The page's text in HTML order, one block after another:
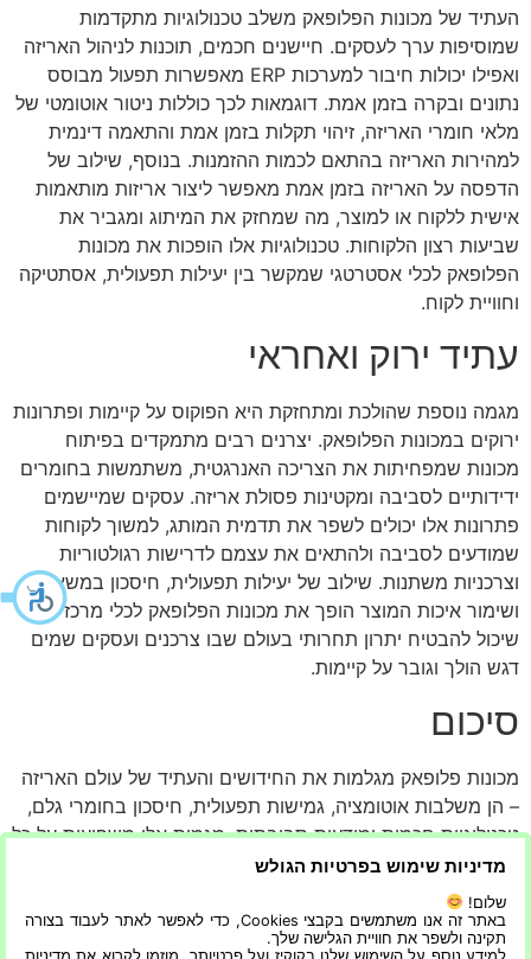
העתיד של מכונות הפלופאק משלב טכנולוגיות מתקדמות
שמוסיפות ערך לעסקים. חיישנים חכמים, תוכנות לניהול האריזה
ואפילו יכולות חיבור למערכות ERP מאפשרות תפעול מבוסס
נתונים ובקרה בזמן אמת. דוגמאות לכך כוללות ניטור אוטומטי של
מלאי חומרי האריזה, זיהוי תקלות בזמן אמת והתאמה דינמית
למהירות האריזה בהתאם לכמות ההזמנות. בנוסף, שילוב של
הדפסה על האריזה בזמן אמת מאפשר ליצור אריזות מותאמות
אישית ללקוח או למוצר, מה שמחזק את המיתוג ומגביר את
שביעות רצון הלקוחות. טכנולוגיות אלו הופכות את מכונות
הפלופאק לכלי אסטרטגי שמקשר בין יעילות תפעולית, אסתטיקה
וחוויית לקוח.
עתיד ירוק ואחראי
מגמה נוספת שהולכת ומתחזקת היא הפוקוס על קיימות ופתרונות
ירוקים במכונות הפלופאק. יצרנים רבים מתמקדים בפיתוח
מכונות שמפחיתות את הצריכה האנרגטית, משתמשות בחומרים
ידידותיים לסביבה ומקטינות פסולת אריזה. עסקים שמיישמים
פתרונות אלו יכולים לשפר את תדמית המותג, למשוך לקוחות
שמודעים לסביבה ולהתאים את עצמם לדרישות רגולטוריות
וצרכניות משתנות. שילוב של יעילות תפעולית, חיסכון במשאבים
ושימור איכות המוצר הופך את מכונות הפלופאק לכלי מרכזי
שיכול להבטיח יתרון תחרותי בעולם שבו צרכנים ועסקים שמים
דגש הולך וגובר על קיימות.
סיכום
מכונות פלופאק מגלמות את החידושים והעתיד של עולם האריזה
– הן משלבות אוטומציה, גמישות תפעולית, חיסכון בחומרי גלם,
טכנולוגיות חכמות ומודעות סביבתית. מגמות אלו משפיעות על כל
עסק, גדול כקטן, ומאפשרות לשפר תפוקה, רווחיות ואחידות
האריזה, תוך חיזוק המותג וחוויית הלקוח. מי שמשקיע במכונת
פלופאק מודרנית מותאמת לצרכים הספציפיים של העסק לא רק
מייעל את העבודה אלא גם מבצע מהלך אסטרטגי שמבטיח יתרון
מדיניות שימוש בפרטיות הגולש
שלום!
באתר זה אנו משתמשים בקבצי Cookies, כדי לאפשר לאתר לעבוד בצורה
תקינה ולשפר את חוויית הגלישה שלך.